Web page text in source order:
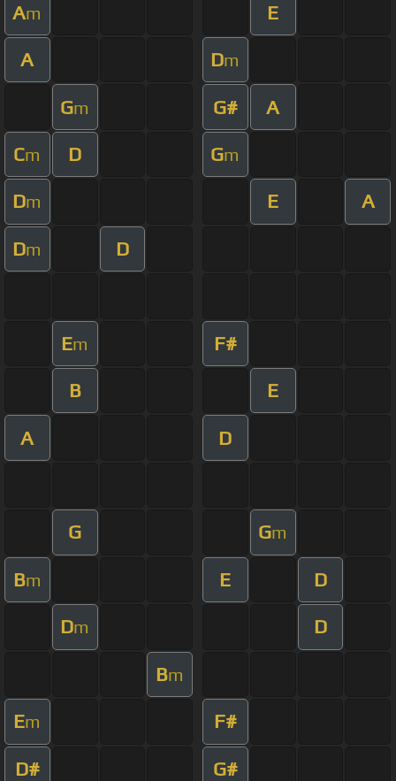
Am E
A Dm
Gm G# A
Cm D Gm
Dm E A
Dm D
Em F#
B E
A D
G Gm
Bm E D
Dm D
Bm
Em F#
D# G#